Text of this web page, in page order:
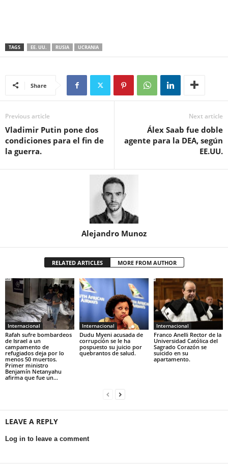
TAGS EE. UU. RUSIA UCRANIA
Share
Previous article
Vladimir Putin pone dos
condiciones para el fin de
la guerra.
Next article
Álex Saab fue doble
agente para la DEA, según
EE.UU.
Alejandro Munoz
RELATED ARTICLES MORE FROM AUTHOR
Internacional
Rafah sufre bombardeos
de Israel a un
campamento de
refugiados deja por lo
menos 50 muertos.
Primer ministro
Benjamín Netanyahu
afirma que fue un...
Internacional
Dudu Myeni acusada de
corrupción se le ha
pospuesto su juicio por
quebrantos de salud.
Internacional
Franco Anelli Rector de la
Universidad Católica del
Sagrado Corazón se
suicido en su
apartamento.
LEAVE A REPLY
Log in to leave a comment